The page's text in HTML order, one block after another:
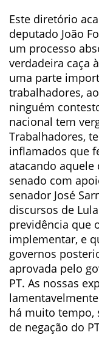
Este diretório
deputado João
um processo
verdadeira caça
uma parte
trabalhadores,
ninguém
nacional tem
Trabalhadores,
inflamados que
atacando aquele
senado com
senador José
discursos de
previdência que
implementar, e
governos
aprovada pelo
PT. As nossas
há muito tempo,
de negação do